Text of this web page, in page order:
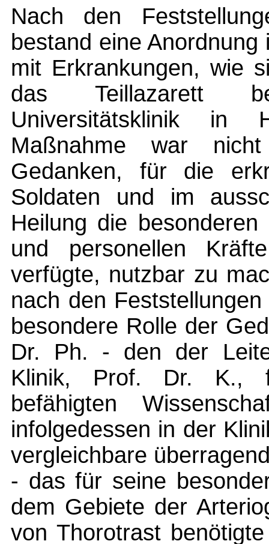
Nach den
bestand eine
mit Erkrankungen, wie
das Teillazarett
Universitätsklinik
Maßnahme war
Gedanken, für die
Soldaten und im
Heilung die
und personellen
verfügte, nutzbar zu
nach den
besondere Rolle der
Dr. Ph. - den der
Klinik, Prof. Dr. K.,
befähigten
infolgedessen in der
vergleichbare
- das für seine
dem Gebiete der
von Thorotrast